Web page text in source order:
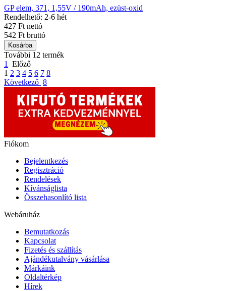
GP elem, 371, 1,55V / 190mAh, ezüst-oxid
Rendelhető: 2-6 hét
427 Ft nettó
542 Ft bruttó
Kosárba
További 12 termék
1
Előző
1 2 3 4 5 6 7 8
Következő 8
Fiókom
Bejelentkezés
Regisztráció
Rendelések
Kívánságlista
Összehasonlító lista
Webáruház
Bemutatkozás
Kapcsolat
Fizetés és szállítás
Ajándékutalvány vásárlása
Márkáink
Oldaltérkép
Hírek